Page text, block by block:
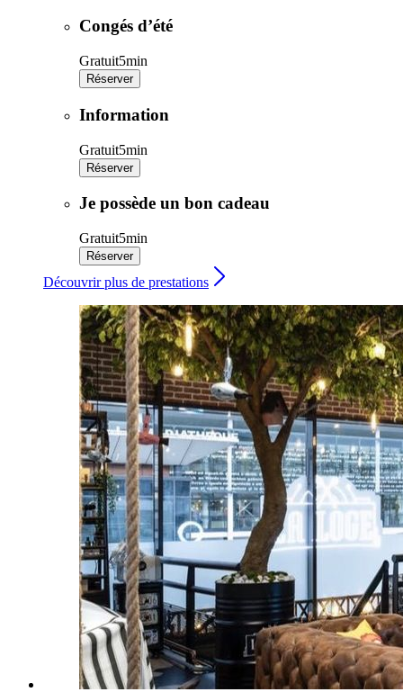
Congés d’été
Gratuit5min
Réserver
Information
Gratuit5min
Réserver
Je possède un bon cadeau
Gratuit5min
Réserver
Découvrir plus de prestations